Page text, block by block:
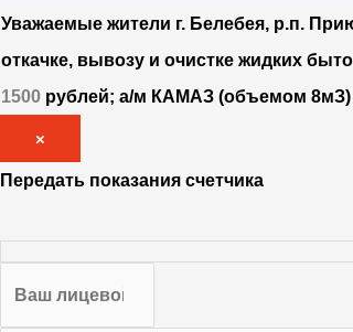
Уважаемые жители г. Белебея, р.п.
откачке, вывозу и очистке жидких
1500 рублей; а/м КАМАЗ (объемом
×
Передать показания счетчика